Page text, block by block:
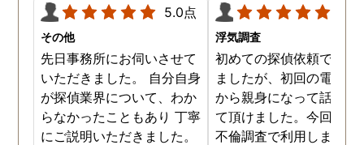
5.0点
その他
先日事務所にお伺いさせて
いただきました。 自分自身
が探偵業界について、わか
らなかったこともあり 丁寧
にご説明いただきました。
浮気調査
初めての探偵依頼で緊張
ましたが、初回の電話相
から親身になって話を聞
て頂けました。今回、夫
不倫調査で利用しました